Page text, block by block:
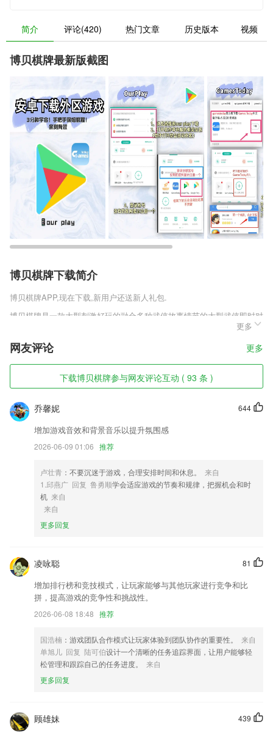
简介 评论(420) 热门文章 历史版本 视频
博贝棋牌最新版截图
博贝棋牌下载简介
博贝棋牌APP,现在下载,新用户还送新人礼包.
博贝棋牌是一款大型刺激好玩的融合多种武侠故事情节的大型武侠即时对
战角色扮演手游，拥有热血激情的游戏画面，上百种经典的武侠技能，玩
家可以自由学习，随意的进行组合搭配，打造出一组最强的技能连击组
合，轻松快速的秒杀你的对手，成为这个武侠世界第一的存在，对玄夜传
官网上线送坐骑v3.5.1这款游戏感兴趣的玩家赶紧来趣趣手游网下载体验
1,还可以在平台上查看阿克苏地区的直播，可以掌握更全面的动态信息。
2,专业风格滤镜，一键轻松美颜，让生活一秒变大片，只待为你的视频提
供别样质感。
4,推荐周边的家长圈子和周边的家长一起互动交流，分享教育心得体会。
了解身边的幼升小、小升初相关升学择校政策消息，良好的交流氛围，高
质量的教育社区和牛娃家长一起做好父母。
5,还有智能提醒功能，有病毒的情况下还会提醒用户。
博贝棋牌软件优势
1.所有提供的课程都是权威的资源，学习时刻都可以进行
2.方言语音读题，提供卫藏、安多、康巴三种方言的题库朗读，符合广大
藏族朋友的需求；
3.·对于从事铁路学员或者是工作人员们来说，它也是一个教学渠道。
4.内容囊括：手机钢琴谱大全、钢琴谱入门教程、钢琴谱简谱、钢琴曲经
5.特色的学习小组，按男女学员搭配，每十人划分为一学习小组，实行组
6.丰富的英语课件归类清晰，易办理的学习中心
更多
网友评论 更多
下载博贝棋牌参与网友评论互动 ( 93 条 )
644
乔馨妮
增加游戏音效和背景音乐以提升氛围感
2026-06-09 01:06 推荐
卢壮青 ：不要沉迷于游戏，合理安排时间和休息。
来自
1.邱燕广 回复 鲁勇顺学会适应游戏的节奏和规律，把握机会和时
机 来自
来自
更多回复
81
凌咏聪
增加排行榜和竞技模式，让玩家能够与其他玩家进行竞争和比
拼，提高游戏的竞争性和挑战性。
2026-06-08 18:48 推荐
国浩楠 ：游戏团队合作模式让玩家体验到团队协作的重要性。
来自
单旭儿 回复 陆可伯设计一个清晰的任务追踪界面，让用户能够轻
松管理和跟踪自己的任务进度。
来自
更多回复
439
顾雄妹